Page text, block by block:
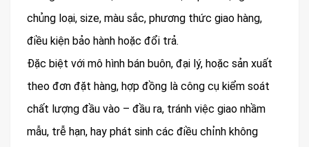
chủng loại, size, màu sắc, phương thức giao hàng,
điều kiện bảo hành hoặc đổi trả.
Đặc biệt với mô hình bán buôn, đại lý, hoặc sản xuất
theo đơn đặt hàng, hợp đồng là công cụ kiểm soát
chất lượng đầu vào – đầu ra, tránh việc giao nhầm
mẫu, trễ hạn, hay phát sinh các điều chỉnh không